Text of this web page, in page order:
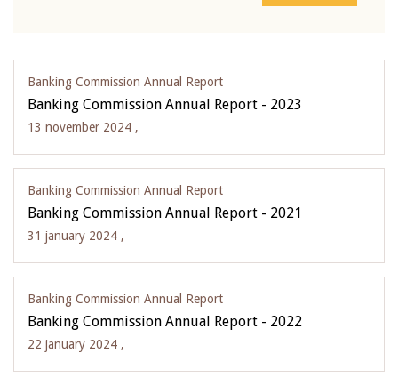
Banking Commission Annual Report
Banking Commission Annual Report - 2023
13 november 2024 ,
Banking Commission Annual Report
Banking Commission Annual Report - 2021
31 january 2024 ,
Banking Commission Annual Report
Banking Commission Annual Report - 2022
22 january 2024 ,